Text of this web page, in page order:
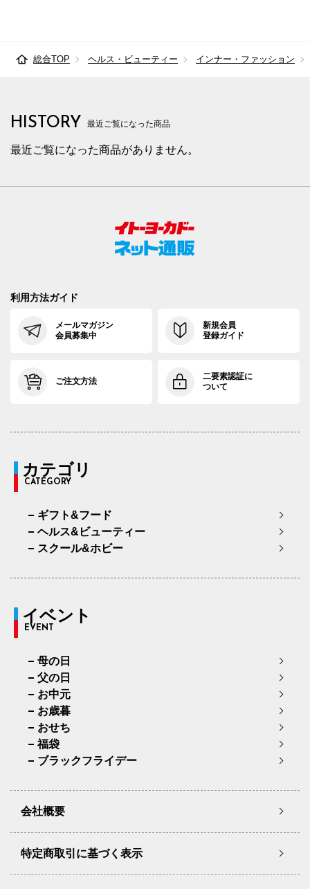
総合TOP ヘルス・ビューティー インナー・ファッション
HISTORY 最近ご覧になった商品
最近ご覧になった商品がありません。
利用方法ガイド
メールマガジン
会員募集中
新規会員
登録ガイド
ご注文方法
二要素認証に
ついて
カテゴリ
CATEGORY
ギフト&フード
ヘルス&ビューティー
スクール&ホビー
イベント
EVENT
母の日
父の日
お中元
お歳暮
おせち
福袋
ブラックフライデー
会社概要
特定商取引に基づく表示